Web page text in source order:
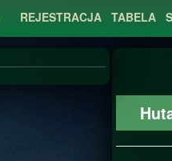
REJESTRACJA TABELA